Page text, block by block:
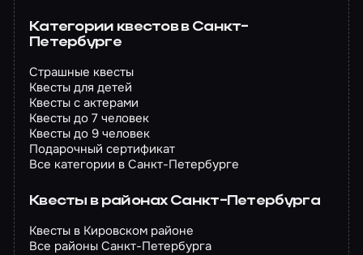
Категории квестов в Санкт-
Петербурге
Страшные квесты
Квесты для детей
Квесты с актерами
Квесты до 7 человек
Квесты до 9 человек
Подарочный сертификат
Все категории в Санкт-Петербурге
Квесты в районах Санкт-Петербурга
Квесты в Кировском районе
Все районы Санкт-Петербурга